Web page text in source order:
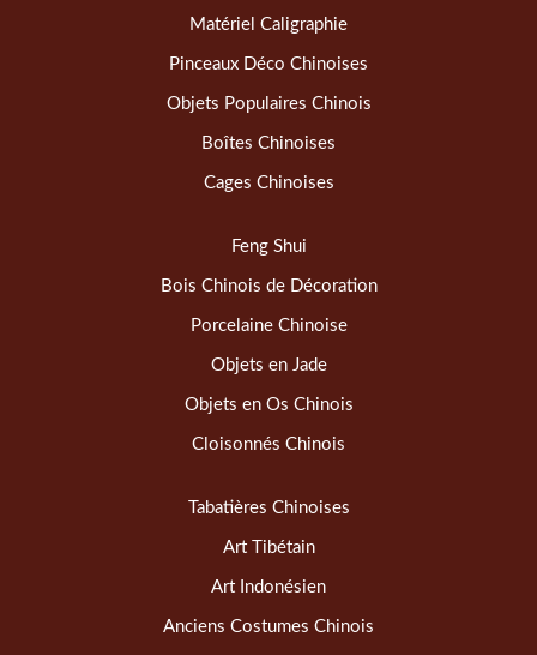
Matériel Caligraphie
Pinceaux Déco Chinoises
Objets Populaires Chinois
Boîtes Chinoises
Cages Chinoises
Feng Shui
Bois Chinois de Décoration
Porcelaine Chinoise
Objets en Jade
Objets en Os Chinois
Cloisonnés Chinois
Tabatières Chinoises
Art Tibétain
Art Indonésien
Anciens Costumes Chinois